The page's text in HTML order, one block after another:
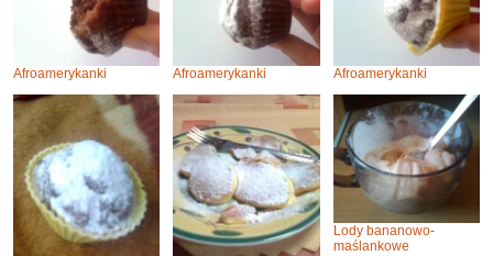
Afroamerykanki Afroamerykanki Afroamerykanki
Lody bananowo-
maślankowe